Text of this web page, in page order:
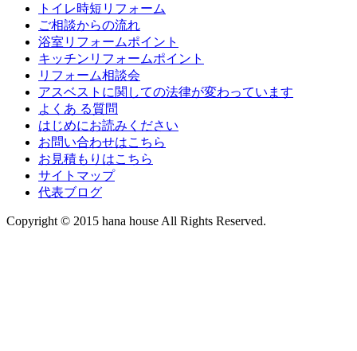
トイレ時短リフォーム
ご相談からの流れ
浴室リフォームポイント
キッチンリフォームポイント
リフォーム相談会
アスベストに関しての法律が変わっています
よくあ る質問
はじめにお読みください
お問い合わせはこちら
お見積もりはこちら
サイトマップ
代表ブログ
Copyright © 2015 hana house All Rights Reserved.